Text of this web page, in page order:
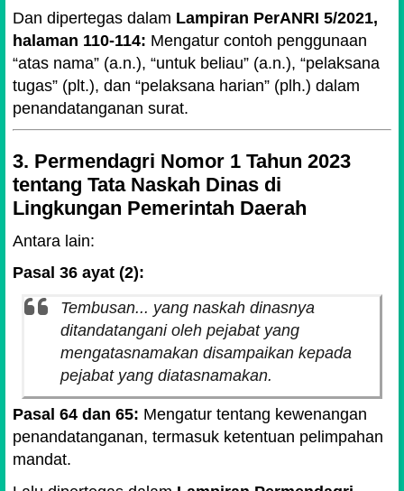
Dan dipertegas dalam Lampiran PerANRI 5/2021,
halaman 110-114: Mengatur contoh penggunaan
“atas nama” (a.n.), “untuk beliau” (a.n.), “pelaksana
tugas” (plt.), dan “pelaksana harian” (plh.) dalam
penandatanganan surat.
3. Permendagri Nomor 1 Tahun 2023
tentang Tata Naskah Dinas di
Lingkungan Pemerintah Daerah
Antara lain:
Pasal 36 ayat (2):
Tembusan... yang naskah dinasnya
ditandatangani oleh pejabat yang
mengatasnamakan disampaikan kepada
pejabat yang diatasnamakan.
Pasal 64 dan 65: Mengatur tentang kewenangan
penandatanganan, termasuk ketentuan pelimpahan
mandat.